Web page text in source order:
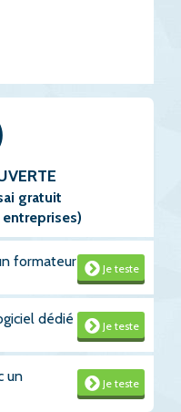
gratuit
Je teste
formateur
Je teste
dédié
Je teste
un